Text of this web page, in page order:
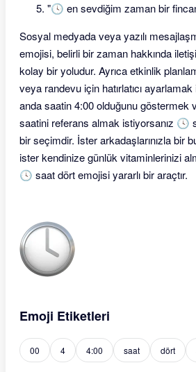
"🕓 en sevdiğim zaman bir
Sosyal medyada veya yazılı
emojisi, belirli bir zaman hakkında
kolay bir yoludur. Ayrıca etkinlik
veya randevu için hatırlatıcı
anda saatin 4:00 olduğunu göstermek
saatini referans almak istiyorsanız 🕓
bir seçimdir. İster arkadaşlarınızla bir
ister kendinize günlük vitaminlerinizi
🕓 saat dört emojisi yararlı bir araçtır.
Emoji Etiketleri
00 4 4:00 saat dört